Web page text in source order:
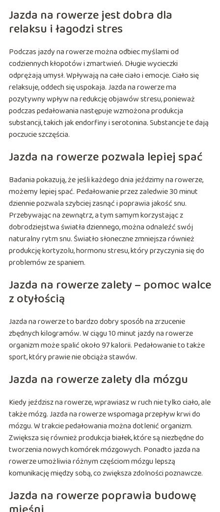
Jazda na rowerze jest dobra dla
relaksu i łagodzi stres
Podczas jazdy na rowerze można odbiec myślami od
codziennych kłopotów i zmartwień. Długie wycieczki
odprężają umysł. Wpływają na całe ciało i emocje. Ciało się
relaksuje, oddech się uspokaja. Jazda na rowerze ma
pozytywny wpływ na redukcję objawów stresu, ponieważ
podczas pedałowania następuje wzmożona produkcja
substancji, takich jak endorfiny i serotonina. Substancje te dają
poczucie szczęścia.
Jazda na rowerze pozwala lepiej spać
Badania pokazują, że jeśli każdego dnia jeździmy na rowerze,
możemy lepiej spać. Pedałowanie przez zaledwie 30 minut
dziennie pozwala szybciej zasnąć i poprawia jakość snu.
Przebywając na zewnątrz, a tym samym korzystając z
dobrodziejstwa światła dziennego, można odnaleźć swój
naturalny rytm snu. Światło słoneczne zmniejsza również
produkcję kortyzolu, hormonu stresu, który przyczynia się do
problemów ze spaniem.
Jazda na rowerze zalety – pomoc walce
z otyłością
Jazda na rowerze to bardzo dobry sposób na zrzucenie
zbędnych kilogramów. W ciągu 10 minut jazdy na rowerze
organizm może spalić około 97 kalorii. Pedałowanie to także
sport, który prawie nie obciąża stawów.
Jazda na rowerze zalety dla mózgu
Kiedy jeździsz na rowerze, wprawiasz w ruch nie tylko ciało, ale
także mózg. Jazda na rowerze wspomaga przepływ krwi do
mózgu. W trakcie pedałowania można dotlenić organizm.
Zwiększa się również produkcja białek, które są niezbędne do
tworzenia nowych komórek mózgowych. Ponadto jazda na
rowerze umożliwia różnym częściom mózgu lepszą
komunikację między sobą, co zwiększa zdolności poznawcze.
Jazda na rowerze poprawia budowę